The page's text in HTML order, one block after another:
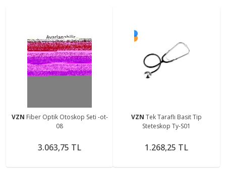
VZN Fiber Optik Otoskop Seti -ot-
08
3.063,75 TL
VZN Tek Taraflı Basit Tip
Steteskop Ty-S01
1.268,25 TL